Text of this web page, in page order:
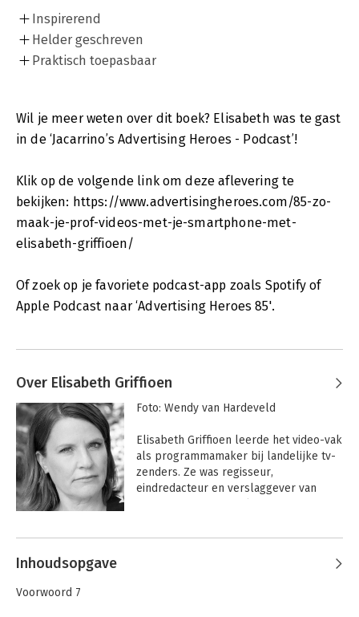
Inspirerend
Helder geschreven
Praktisch toepasbaar
Wil je meer weten over dit boek? Elisabeth was te gast
in de ‘Jacarrino’s Advertising Heroes - Podcast’!
Klik op de volgende link om deze aflevering te
bekijken: https://www.advertisingheroes.com/85-zo-
maak-je-prof-videos-met-je-smartphone-met-
elisabeth-griffioen/
Of zoek op je favoriete podcast-app zoals Spotify of
Apple Podcast naar ‘Advertising Heroes 85'.
Over Elisabeth Griffioen
Foto: Wendy van Hardeveld
Elisabeth Griffioen leerde het video-vak
als programmamaker bij landelijke tv-
zenders. Ze was regisseur,
eindredacteur en verslaggever van
Videovakvrouw ondernemers & zzp-ers
Andere boeken door Elisabeth
Griffioen
Inhoudsopgave
Voorwoord 7